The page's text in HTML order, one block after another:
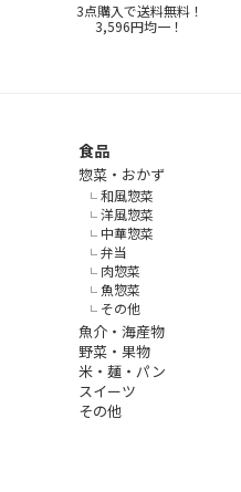
3点購入で送料無料！
3,596円均一！
食品
惣菜・おかず
和風惣菜
洋風惣菜
中華惣菜
弁当
肉惣菜
魚惣菜
その他
魚介・海産物
野菜・果物
米・麺・パン
スイーツ
その他